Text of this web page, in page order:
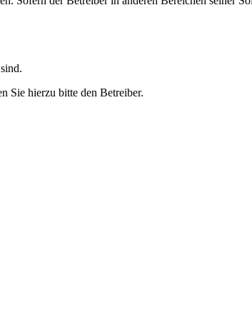
Sie hierzu bitte den Betreiber.